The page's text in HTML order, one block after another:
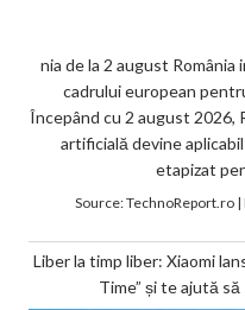
nia de la 2 august România
cadrului european
Începând cu 2 august 2026,
artificială devine
etapizat
Source:TechnoReport.ro|
Liber la timp liber: Xiaomi
Time” și te ajută